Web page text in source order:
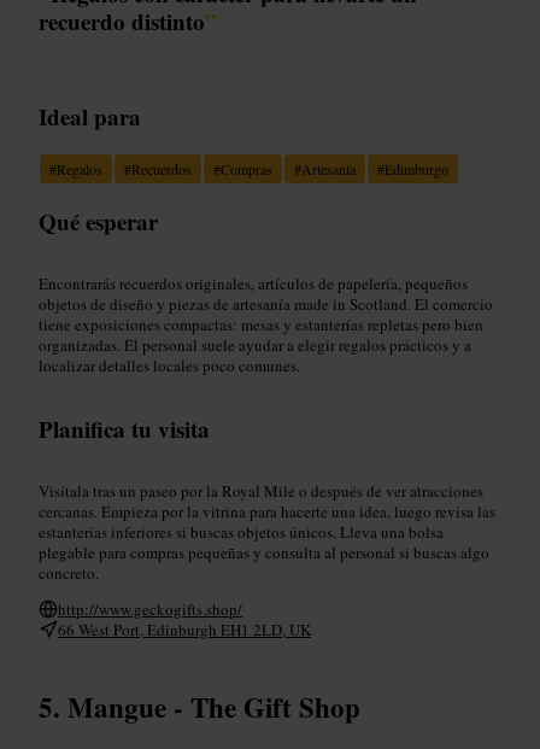
recuerdo distinto”
Ideal para
#Regalos #Recuerdos #Compras #Artesanía #Edimburgo
Qué esperar
Encontrarás recuerdos originales, artículos de papelería, pequeños
objetos de diseño y piezas de artesanía made in Scotland. El comercio
tiene exposiciones compactas: mesas y estanterías repletas pero bien
organizadas. El personal suele ayudar a elegir regalos prácticos y a
localizar detalles locales poco comunes.
Planifica tu visita
Visítala tras un paseo por la Royal Mile o después de ver atracciones
cercanas. Empieza por la vitrina para hacerte una idea, luego revisa las
estanterías inferiores si buscas objetos únicos. Lleva una bolsa
plegable para compras pequeñas y consulta al personal si buscas algo
concreto.
http://www.geckogifts.shop/
66 West Port, Edinburgh EH1 2LD, UK
Mangue - The Gift Shop